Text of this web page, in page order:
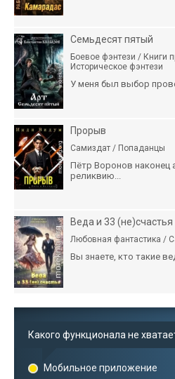
Семьдесят пятый
Боевое фэнтези / Книги
Историческое фэнтези
У меня был выбор
Прорыв
Самиздат / Попаданцы
Пётр Воронов наконец
реликвию...
Веда и 33 (не)счастья
Любовная фантастика /
Вы знаете, кто такие
Какого функционала не
Мобильное приложение